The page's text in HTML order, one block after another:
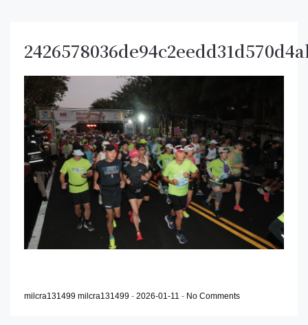
milcra131499 milcra131499 - 2026-01-11 - No Comments